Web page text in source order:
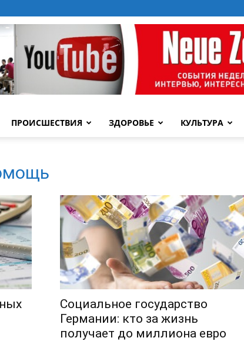
ПРОИСШЕСТВИЯ ЗДОРОВЬЕ КУЛЬТУРА
Социальное государство
Германии: кто за жизнь
получает до миллиона евро